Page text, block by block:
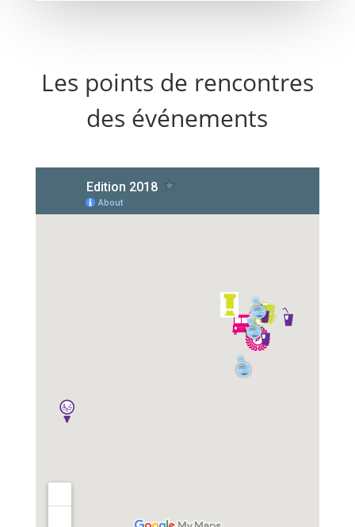
Les points de rencontres
des événements